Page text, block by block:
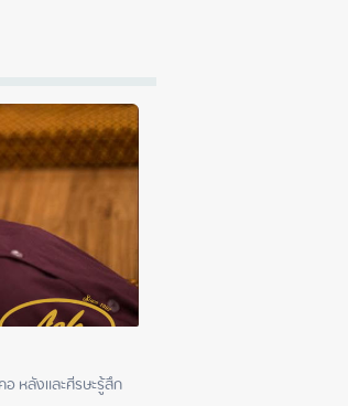
หลังและศีรษะรู้สึก